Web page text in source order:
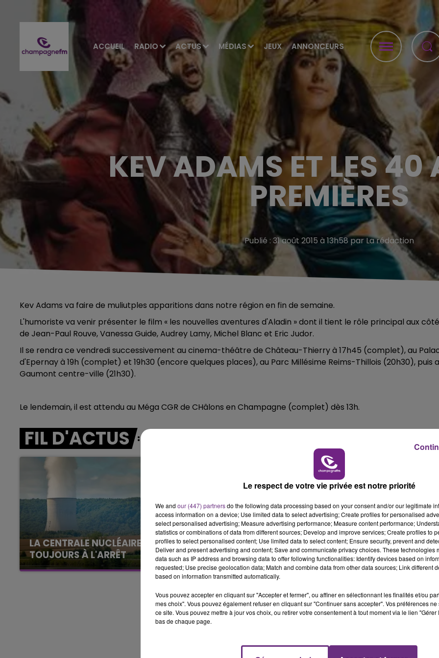
ACCUEIL RADIO ACTUS MÉDIAS JEUX ANNONCEURS
16h00 - 20h00
KEV ADAMS ET LES
PREMIÈRES
Publié : 31 août 2015 à 13h58 par La rédaction
Kev Adams va faire de muliutples apparitions dans notre région en fin de semaine.
L'humoriste va venir présenter le film « les nouvelles aventures d'Aladin » dont il tient le rôle principal aux
de Jean-Paul Rouve, Vanessa Guide, Audrey Lamy, Michel Blanc et Eric Judor.
Il se rendra ce vendredi successivement au cinema-théâtre de Château-Thierry à 17h45 (complet), au
d'Epernay à 19h (complet) et 19h30 (encore quelques places), au Parc Millésime Reims-Thillois (20h30), puis
Gaumont centre-ville (21h30).
Le lendemain, il est attendu au Méga CGR de CHâlons en Champagne (complet) dès 13h.
FIL D'ACTUS
LA CENTRALE NUCLÉAIRE DE CHOOZ
TOUJOURS À L'ARRÊT
Cela fait déjà une semaine que la centrale
nucléaire ardennaise est à l'arrêt. Une situation
justifiée par la sécheresse intense qui est
LE MAGASIN JOUÉCLUB DE REIMS FERME
SES PORTES
C'était l'une des institutions du centre-ville
rémois. Le magasin JouéClub est contraint de
fermer ses portes.
Le respect de votre vie privée est notre priorité
We and our (447) partnersdo the following data processing based on your consent and/or our legitimate
access information on a device; Use limited data to select advertising; Create profiles for personalised
select personalised advertising; Measure advertising performance; Measure content performance;
statistics or combinations of data from different sources; Develop and improve services; Create profiles to
profiles to select personalised content; Use limited data to select content; Ensure security, prevent and
Deliver and present advertising and content; Save and communicate privacy choices. These technologies
data such as IP address and browsing data to offer following functionalities: Identify devices based on
requested; Use precise geolocation data; Match and combine data from other data sources; Link different
based on information transmitted automatically.
Vous pouvez accepter en cliquant sur "Accepter et fermer", ou affiner en sélectionnant les finalités et/ou
mes choix". Vous pouvez également refuser en cliquant sur "Continuer sans accepter". Vos préférences
ce site. Vous pouvez mettre à jour vos choix, ou retirer votre consentement à tout moment via le lien
bas de chaque page.